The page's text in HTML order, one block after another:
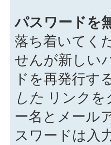
パスワードを
落ち着いてく
せんが新しい
ドを再発行す
した リンク
ー名とメール
スワードは入